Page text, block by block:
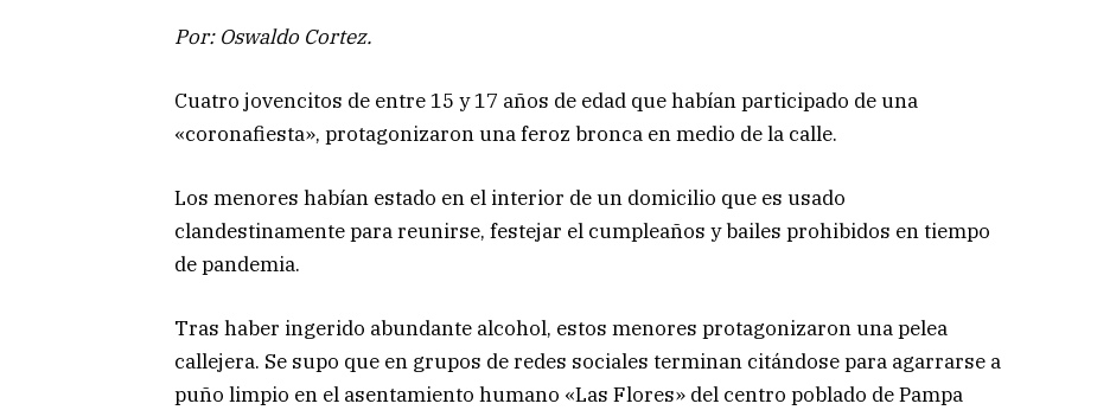
Por: Oswaldo Cortez.
Cuatro jovencitos de entre 15 y 17 años de edad que habían participado de una
«coronafiesta», protagonizaron una feroz bronca en medio de la calle.
Los menores habían estado en el interior de un domicilio que es usado
clandestinamente para reunirse, festejar el cumpleaños y bailes prohibidos en tiempo
de pandemia.
Tras haber ingerido abundante alcohol, estos menores protagonizaron una pelea
callejera. Se supo que en grupos de redes sociales terminan citándose para agarrarse a
puño limpio en el asentamiento humano «Las Flores» del centro poblado de Pampa